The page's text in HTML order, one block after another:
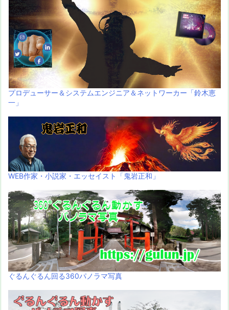
プロデューサー＆システムエンジニア＆ネットワーカー「鈴木恵
一」
WEB作家・小説家・エッセイスト「鬼岩正和」
ぐるんぐるん回る360パノラマ写真